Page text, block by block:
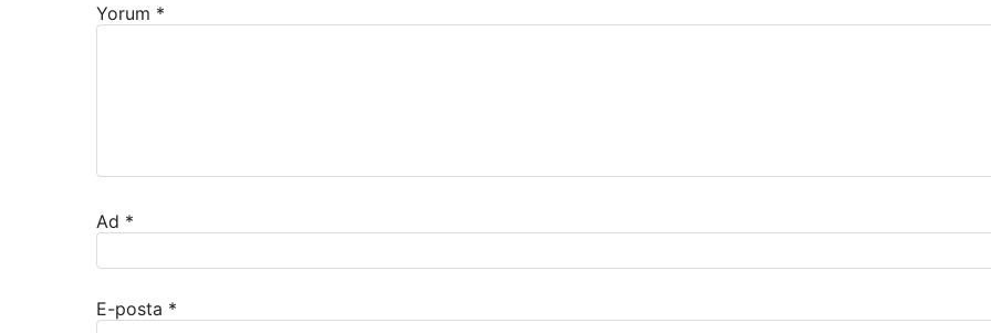
Yorum *
Ad *
E-posta *